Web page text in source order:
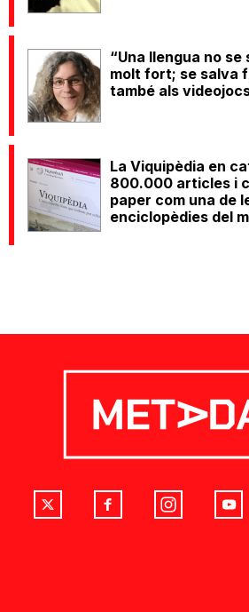
“Una llengua no
molt fort; se salva
també als
La Viquipèdia en
800.000 articles i
paper com una de
enciclopèdies del